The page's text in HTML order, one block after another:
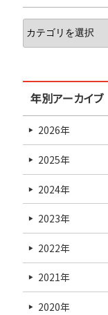
年別アーカイブ
2026年
2025年
2024年
2023年
2022年
2021年
2020年